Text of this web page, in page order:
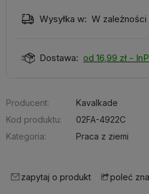
Wysyłka w:
Dostawa: od 16,99 zł -
Producent:
Kavalkade
Kod produktu:
02FA-4922C
Kategoria:
Praca z ziemi
zapytaj o produkt poleć